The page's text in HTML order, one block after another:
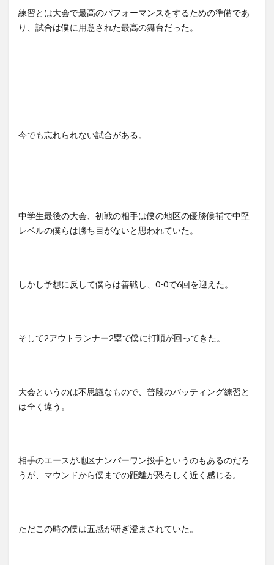
練習とは大会で最高のパフォーマンスをするための準備であ
り、試合は僕に用意された最高の舞台だった。
今でも忘れられない試合がある。
中学生最後の大会、初戦の相手は僕の地区の優勝候補で中堅
レベルの僕らは勝ち目がないと思われていた。
しかし予想に反して僕らは善戦し、 0-0で6回を迎えた。
そして2アウトランナー2塁で僕に打順が回ってきた。
大会というのは不思議なもので、普段のバッティング練習と
は全く違う。
相手のエースが地区ナンバーワン投手というのもあるのだろ
うが、マウンドから僕までの距離が恐ろしく近く感じる。
ただこの時の僕は五感が研ぎ澄まされていた。